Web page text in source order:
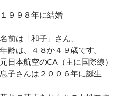
１９９８年に結婚
名前は「和子」さん、
年齢は、４８か４９歳です。
元日本航空のCA（主に国際線）
息子さんは２００６年に誕生